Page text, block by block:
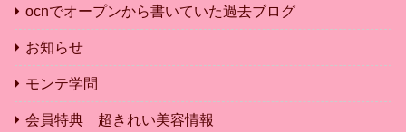
ocnでオープンから書いていた過去ブログ
お知らせ
モンテ学問
会員特典 超きれい美容情報